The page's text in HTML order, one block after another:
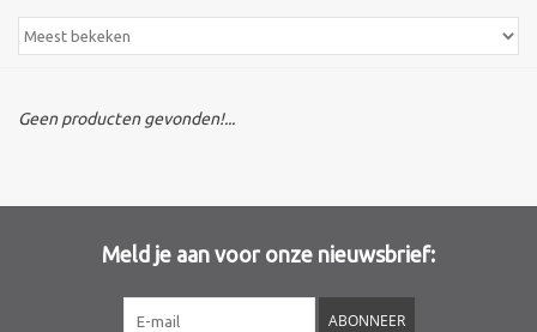
Mannen verzorging
Acties
Sothys Paris
Geen producten gevonden!...
Meld je aan voor onze nieuwsbrief:
ABONNEER